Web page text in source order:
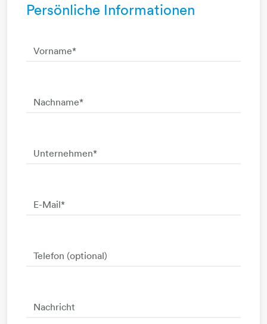
Persönliche Informationen
Vorname*
Nachname*
Unternehmen*
E-Mail*
Telefon (optional)
Nachricht